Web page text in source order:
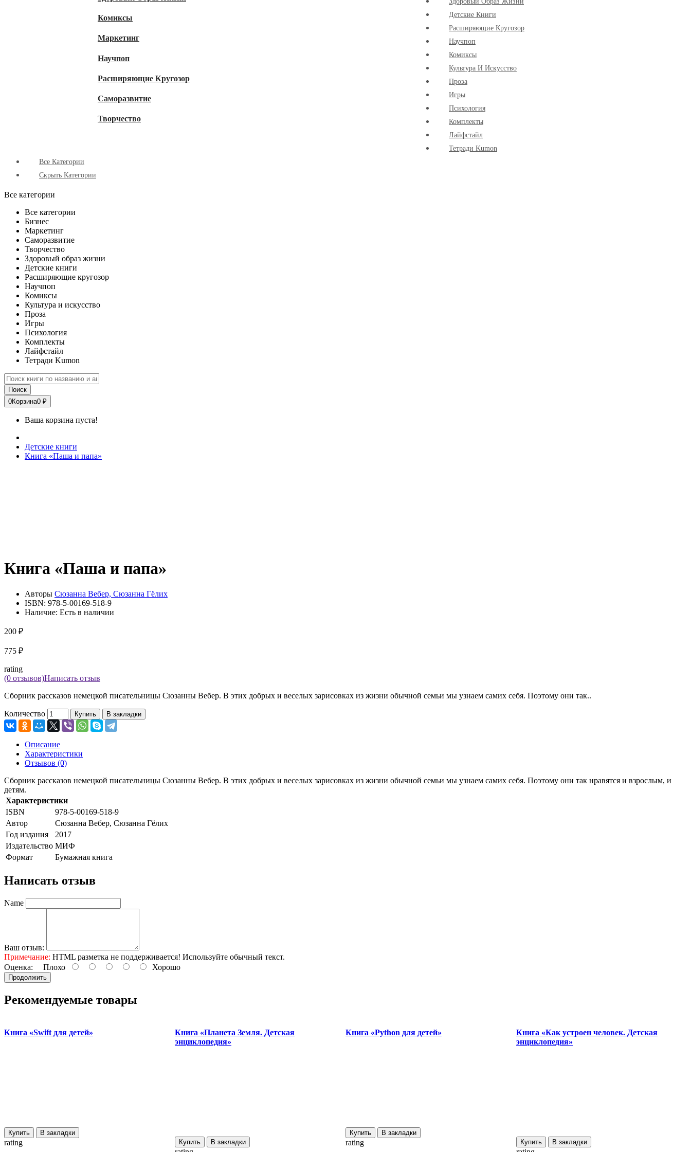
Комиксы
Маркетинг
Научпоп
Расширяющие Кругозор
Cаморазвитие
Творчество
Детские Книги
Расширяющие Кругозор
Научпоп
Комиксы
Культура И Искусство
Проза
Игры
Психология
Комплекты
Лайфстайл
Тетради Kumon
Все Категории
Скрыть Категории
Все категории
Все категории
Бизнес
Маркетинг
Саморазвитие
Творчество
Здоровый образ жизни
Детские книги
Расширяющие кругозор
Научпоп
Комиксы
Культура и искусство
Проза
Игры
Психология
Комплекты
Лайфстайл
Тетради Kumon
Поиск
0Корзина0 ₽
Ваша корзина пуста!
Детские книги
Книга «Паша и папа»
Книга «Паша и папа»
Авторы Сюзанна Вебер, Сюзанна Гёлих
ISBN: 978-5-00169-518-9
Наличие: Есть в наличии
200 ₽
775 ₽
rating
(0 отзывов)Написать отзыв
Сборник рассказов немецкой писательницы Сюзанны Вебер. В этих добрых и веселых зарисовках из жизни обычной семьи мы узнаем самих себя. Поэтому они так..
Количество Купить В закладки
Описание
Характеристики
Отзывов (0)
Сборник рассказов немецкой писательницы Сюзанны Вебер. В этих добрых и веселых зарисовках из жизни обычной семьи мы узнаем самих себя. Поэтому они так нравятся и взрослым, и
детям.
Характеристики
ISBN
978-5-00169-518-9
Автор
Сюзанна Вебер, Сюзанна Гёлих
Год издания
2017
Издательство МИФ
Формат
Бумажная книга
Написать отзыв
Name
Ваш отзыв:
Примечание: HTML разметка не поддерживается! Используйте обычный текст.
Оценка: Плохо Хорошо
Продолжить
Рекомендуемые товары
Книга «Swift для детей»
Купить В закладки
rating
Книга «Планета Земля. Детская
энциклопедия»
Купить В закладки
Книга «Python для детей»
Купить В закладки
rating
Книга «Как устроен человек. Детская
энциклопедия»
Купить В закладки